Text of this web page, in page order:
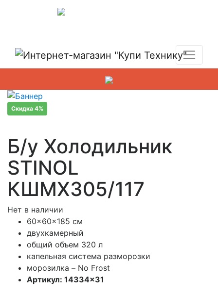
Скидка 4%
Б/у Холодильник
STINOL
КШМХ305/117
Нет в наличии
60x60x185 см
двухкамерный
общий объем 320 л
капельная система разморозки
морозилка – No Frost
Артикул: 14334×31